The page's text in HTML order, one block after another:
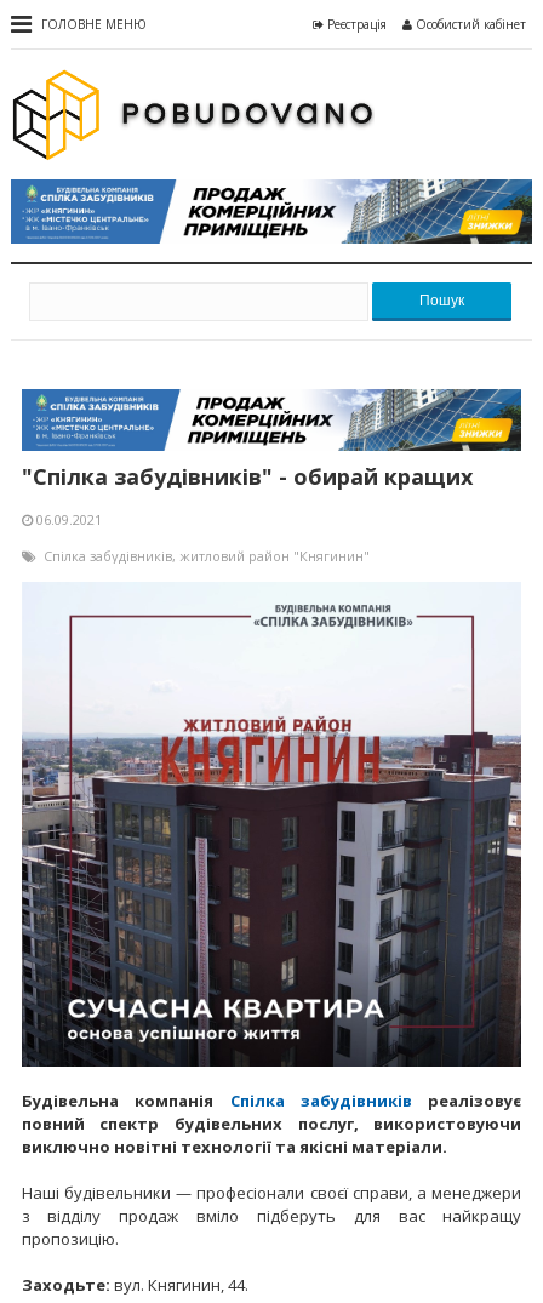
ГОЛОВНЕ МЕНЮ Реєстрація Особистий кабінет
Пошук
"Спілка забудівників" - обирай кращих
06.09.2021
Спілка забудівників, житловий район "Княгинин"
Будівельна компанія Спілка забудівників реалізовує
повний спектр будівельних послуг, використовуючи
виключно новітні технології та якісні матеріали.
Наші будівельники — професіонали своєї справи, а менеджери
з відділу продаж вміло підберуть для вас найкращу
пропозицію.
Заходьте: вул. Княгинин, 44.